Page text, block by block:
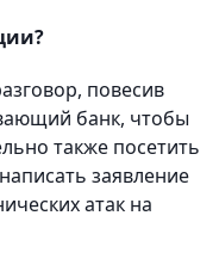
повесив
банк, чтобы
также посетить
заявление
атак на